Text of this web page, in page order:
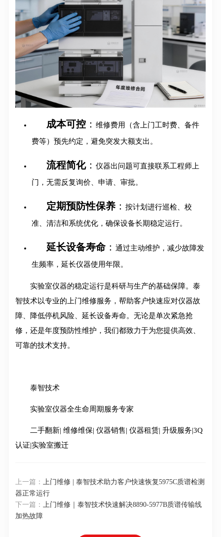
成本可控 ：维修费用（含上门工时费、备件
费等）预先约定，避免突发大额支出 。
流程简化：仪器出问题可直接联系工程师上
门，无需反复询价、申请、审批。
定期预防性保养 ：按计划进行巡检、校
准、清洁和系统优化，确保设备长期稳定运行。
延长设备寿命：通过主动维护，减少故障发
生频率，延长仪器使用年限。
实验室仪器的稳定运行是科研与生产的基础保障。泰
智技术以专业的上门维修服务，帮助客户快速应对仪器故
障、降低停机风险、延长设备寿命。无论是单次紧急抢
修，还是年度预防性维护，我们都致力于为您提供高效、
可靠的技术支持。
泰智技术
实验室仪器全生命周期服务专家
二手翻新| 维修维保| 仪器销售| 仪器租赁| 升级服务|3Q
认证|实验室搬迁
上一篇：
上门维修 | 泰智技术助力客户快速恢复5975C质谱检测
器正常运行
下一篇：
上门维修｜泰智技术快速解决8890-5977B质谱传输线
加热故障